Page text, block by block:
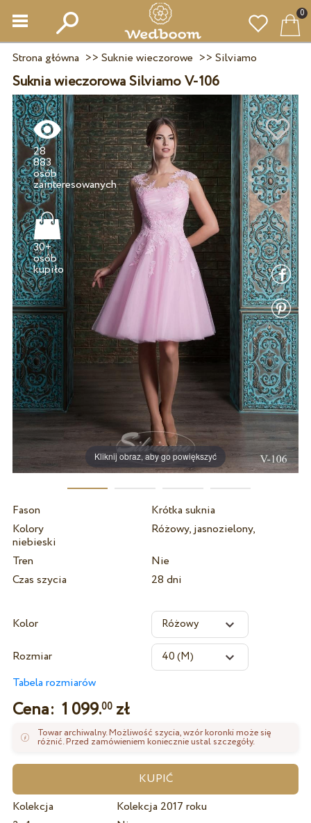
0
Strona główna >> Suknie wieczorowe >> Silviamo
Suknia wieczorowa Silviamo V-106
Kliknij obraz, aby go powiększyć
28
883
osób
zainteresowanych
30+
osób
Fason
Krótka suknia
Kolory
Różowy, jasnozielony,
niebieski
Tren
Nie
Czas szycia
28 dni
Kolor
Rozmiar
Tabela rozmiarów
Cena: 1 099.00zł
Towar archiwalny. Możliwość szycia, wzór koronki może się
różnić. Przed zamówieniem koniecznie ustal szczegóły.
Kolekcja
Kolekcja 2017 roku